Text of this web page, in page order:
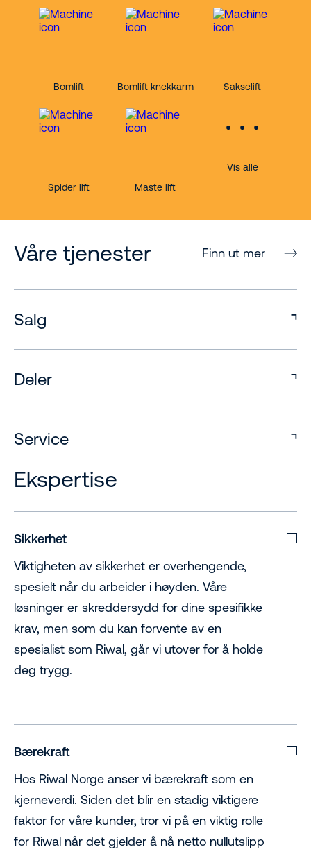
Bomlift Bomlift knekkarm Sakselift
Spider lift Maste lift
Vis alle
Våre tjenester Finn ut mer
Salg
Deler
Service
Ekspertise
Sikkerhet
Viktigheten av sikkerhet er overhengende,
spesielt når du arbeider i høyden. Våre
løsninger er skreddersydd for dine spesifikke
krav, men som du kan forvente av en
spesialist som Riwal, går vi utover for å holde
deg trygg.
Bærekraft
Hos Riwal Norge anser vi bærekraft som en
kjerneverdi. Siden det blir en stadig viktigere
faktor for våre kunder, tror vi på en viktig rolle
for Riwal når det gjelder å nå netto nullutslipp